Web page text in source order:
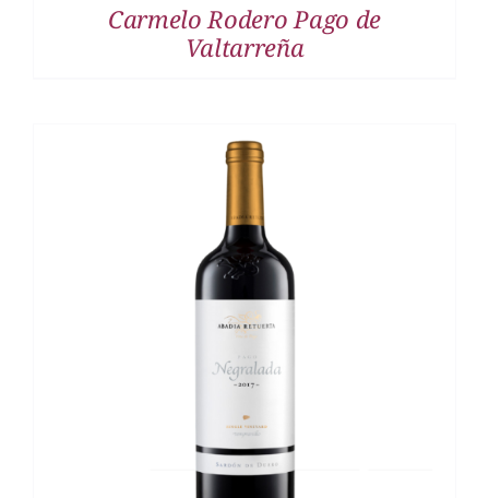
Carmelo Rodero Pago de
Valtarreña
DETALLES